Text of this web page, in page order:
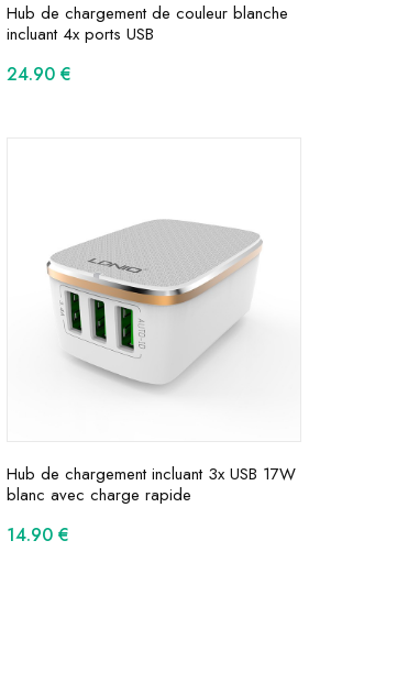
Hub de chargement de couleur blanche
incluant 4x ports USB
24.90€
Hub de chargement incluant 3x USB 17W
blanc avec charge rapide
14.90€